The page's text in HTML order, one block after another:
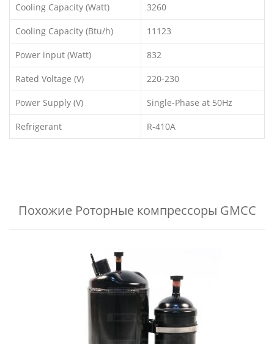
Cooling Capacity (Watt) 3260
Cooling Capacity (Btu/h) 11123
Power input (Watt) 832
Rated Voltage (V) 220-230
Power Supply (V) Single-Phase at 50Hz
Refrigerant R-410A
Похожие Роторные компрессоры GMCC